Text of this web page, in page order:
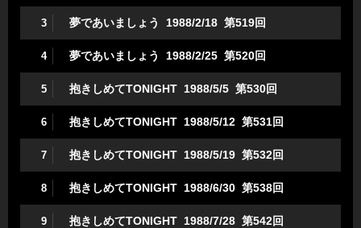
3 夢であいましょう 1988/2/18 第519回
4 夢であいましょう 1988/2/25 第520回
5 抱きしめてTONIGHT 1988/5/5 第530回
6 抱きしめてTONIGHT 1988/5/12 第531回
7 抱きしめてTONIGHT 1988/5/19 第532回
8 抱きしめてTONIGHT 1988/6/30 第538回
9 抱きしめてTONIGHT 1988/7/28 第542回